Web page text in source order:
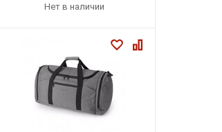
Нет в наличии